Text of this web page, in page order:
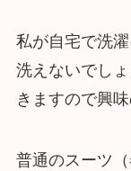
私が自宅で洗
洗えないでし
きますので興
普通のスーツ（